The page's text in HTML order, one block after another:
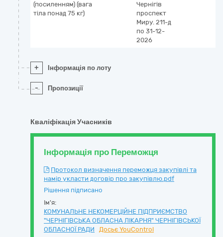
(посиленням) (вага
тіла понад 75 кг)
Чернігів
проспект
Миру. 211-д
по 31-12-
2026
+ Інформація по лоту
- Пропозиції
Кваліфікація Учасників
Інформація про Переможця
Протокол визначення переможця закупівлі та
намір укласти договір про закупівлю.pdf
Рішення підписано
Ім'я:
КОМУНАЛЬНЕ НЕКОМЕРЦІЙНЕ ПІДПРИЄМСТВО
"ЧЕРНІГІВСЬКА ОБЛАСНА ЛІКАРНЯ" ЧЕРНІГІВСЬКОЇ
ОБЛАСНОЇ РАДИ
Досьє YouControl